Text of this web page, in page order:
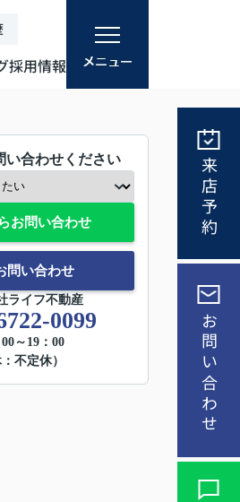
採用情報
来店予約
お問い合わせ
い合わせください
お問い合わせ
問い合わせ
ライフ不動産
0099
～19：00
：不定休）